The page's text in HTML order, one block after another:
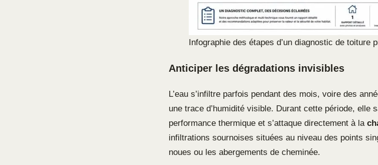
Infographie des étapes d’un diagnostic de toiture
Anticiper les dégradations invisibles
L’eau s’infiltre parfois pendant des mois, voire des
une trace d’humidité visible. Durant cette période, elle
performance thermique et s’attaque directement à la
infiltrations sournoises situées au niveau des points
noues ou les abergements de cheminée.